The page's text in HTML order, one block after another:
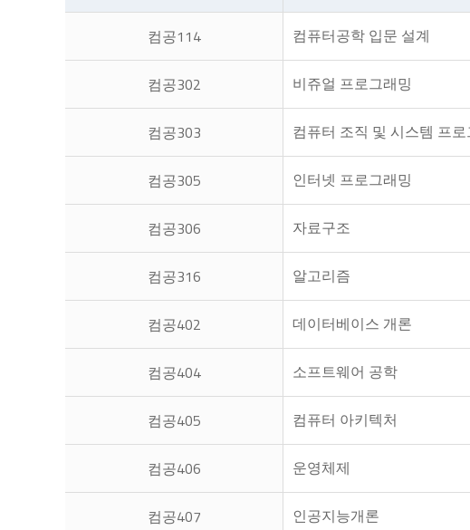
컴공114 컴퓨터공학 입문 설계
컴공302 비쥬얼 프로그래밍
컴공303 컴퓨터 조직 및 시스템 프로
컴공305 인터넷 프로그래밍
컴공306 자료구조
컴공316 알고리즘
컴공402 데이터베이스 개론
컴공404 소프트웨어 공학
컴공405 컴퓨터 아키텍처
컴공406 운영체제
컴공407 인공지능개론